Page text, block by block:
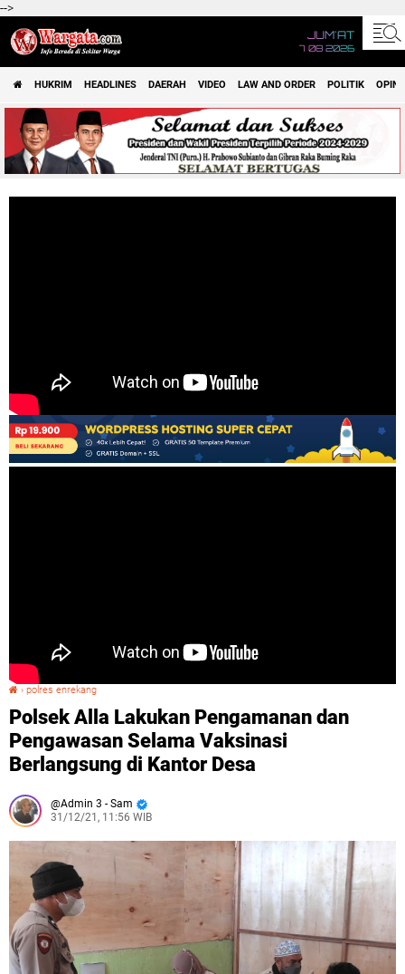
-->
JUM'AT
7 08 2026
HUKRIM HEADLINES DAERAH VIDEO LAW AND ORDER POLITIK OPINI
› polres enrekang
Polsek Alla Lakukan Pengamanan dan
Pengawasan Selama Vaksinasi
Berlangsung di Kantor Desa
Admin 3 - Sam
31/12/21, 11:56 WIB